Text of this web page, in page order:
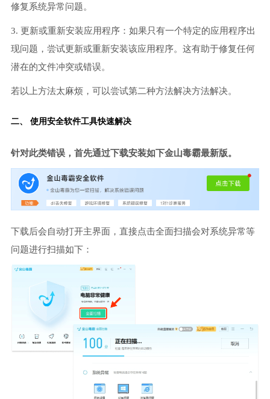
修复系统异常问题。
3. 更新或重新安装应用程序：如果只有一个特定的应用程序出
现问题，尝试更新或重新安装该应用程序。这有助于修复任何
潜在的文件冲突或错误。
若以上方法太麻烦，可以尝试第二种方法解决方法解决。
二、 使用安全软件工具快速解决
针对此类错误，首先通过下载安装如下金山毒霸最新版。
下载后会自动打开主界面，直接点击全面扫描会对系统异常等
问题进行扫描如下：